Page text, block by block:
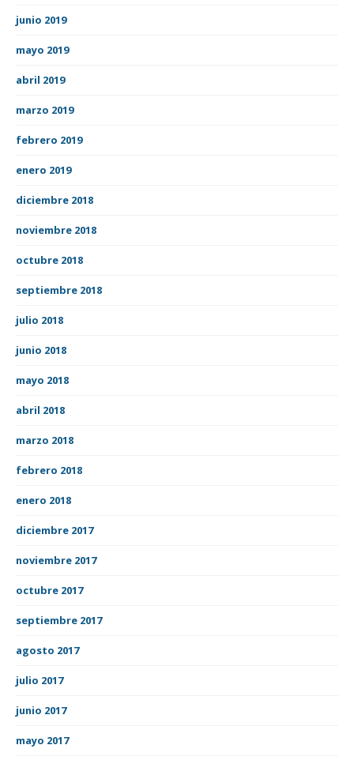
junio 2019
mayo 2019
abril 2019
marzo 2019
febrero 2019
enero 2019
diciembre 2018
noviembre 2018
octubre 2018
septiembre 2018
julio 2018
junio 2018
mayo 2018
abril 2018
marzo 2018
febrero 2018
enero 2018
diciembre 2017
noviembre 2017
octubre 2017
septiembre 2017
agosto 2017
julio 2017
junio 2017
mayo 2017